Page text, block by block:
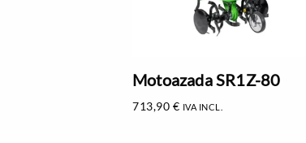
Motoazada SR1Z-80
713,90 € IVA INCL.